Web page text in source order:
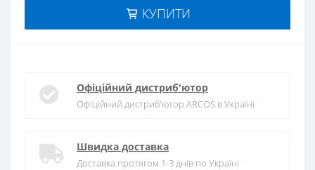
КУПИТИ
Офіційний дистриб'ютор
Офіційний дистриб'ютор ARCOS в Україні
Швидка доставка
Доставка протягом 1-3 днів по Україні